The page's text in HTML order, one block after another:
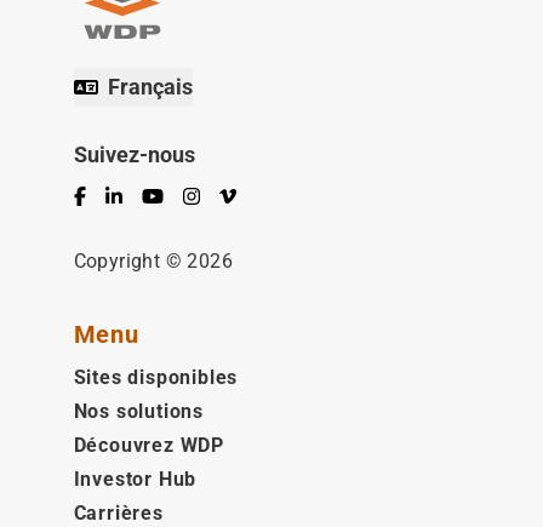
Français
Suivez-nous
Facebook
LinkedInYouTubeInstagram
Vimeo
Copyright © 2026
Menu
Sites disponibles
Nos solutions
Découvrez WDP
Investor Hub
Carrières